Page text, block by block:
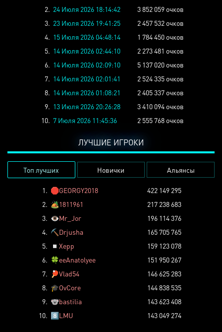
2. 24 Июля 2026 18:14:42
3 852 059 очков
3. 23 Июля 2026 19:41:25
2 457 532 очков
4. 15 Июля 2026 04:48:14
1 784 450 очков
5. 14 Июля 2026 02:44:10
2 273 481 очков
6. 14 Июля 2026 02:09:10
5 137 020 очков
7. 14 Июля 2026 02:01:41
2 524 335 очков
8. 14 Июля 2026 01:08:21
2 405 337 очков
9. 13 Июля 2026 20:26:28
3 410 094 очков
10. 7 Июля 2026 11:45:36 2 555 768 очков
ЛУЧШИЕ ИГРОКИ
Топ лучших Новички Альянсы
1. 🛑GEORGY2018
422 149 295
2. 🏕️1811961
217 238 683
3. 👁️Mr_Jor
196 114 376
4. ⛏️ Drjusha
165 705 765
5.
◽ Xepp
159 123 078
6. 🍀eeAnatolyee
151 950 267
7.
🏓Vlad54
146 625 283
8. 🎓OvCore
144 838 535
9. 🐨bastilia
143 623 408
10. 8️⃣LMU 143 049 274